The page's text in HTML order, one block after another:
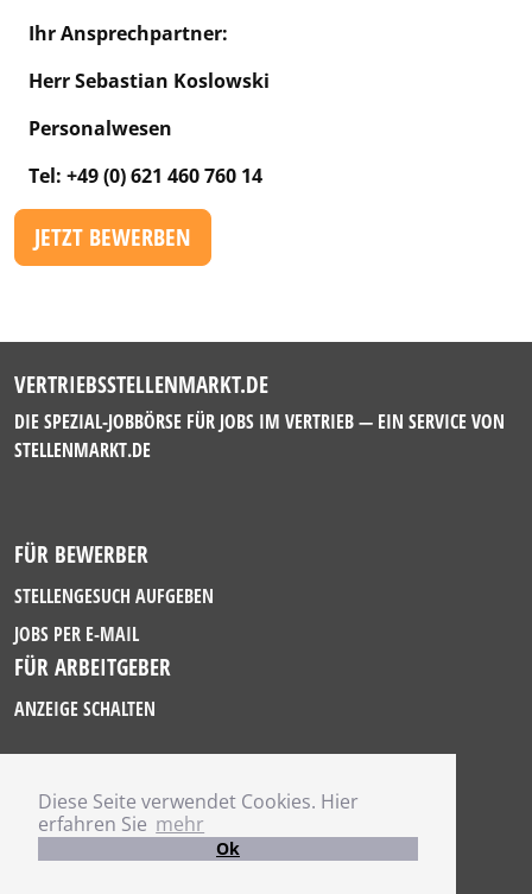
Diese Seite verwendet Cookies. Hier
erfahren Sie mehr
Ok
Ihr Ansprechpartner:
Herr Sebastian Koslowski
Personalwesen
Tel: +49 (0) 621 460 760 14
JETZT BEWERBEN
VERTRIEBSSTELLENMARKT.DE
DIE SPEZIAL-JOBBÖRSE FÜR JOBS IM VERTRIEB — EIN SERVICE VON
STELLENMARKT.DE
FÜR BEWERBER
STELLENGESUCH AUFGEBEN
JOBS PER E-MAIL
FÜR ARBEITGEBER
ANZEIGE SCHALTEN
IMPRESSUM
DATENSCHUTZ